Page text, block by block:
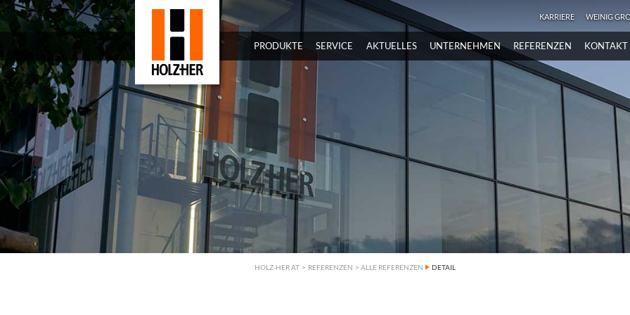
KARRIERE WEINIG
PRODUKTE SERVICE AKTUELLES UNTERNEHMEN REFERENZEN KONTAKT
HOLZ-HER AT > REFERENZEN > ALLE REFERENZEN DETAIL